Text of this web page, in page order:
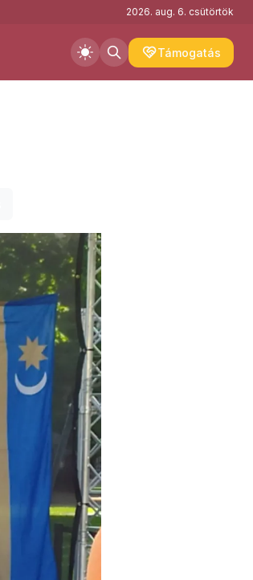
2026. aug. 6. csütörtök
Támogatás